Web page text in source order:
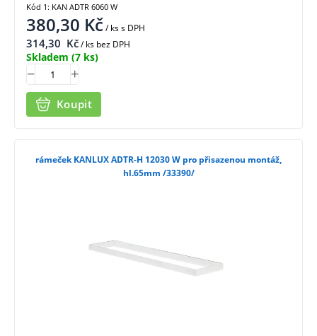
380,30 Kč/ kss DPH
314,30 Kč/ ks bez DPH
Skladem (7 ks)
Koupit
Kód 1: KAN ADTR 6060 W
rámeček KANLUX ADTR-H 12030 W pro přisazenou montáž,
hl.65mm /33390/